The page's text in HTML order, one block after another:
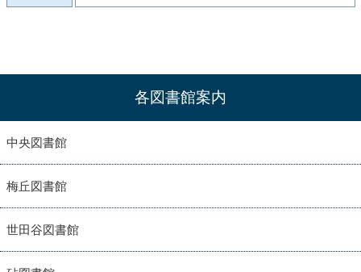
各図書館案内
中央図書館
梅丘図書館
世田谷図書館